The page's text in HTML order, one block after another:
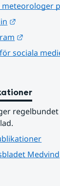
meteorologer
sociala
Medvind